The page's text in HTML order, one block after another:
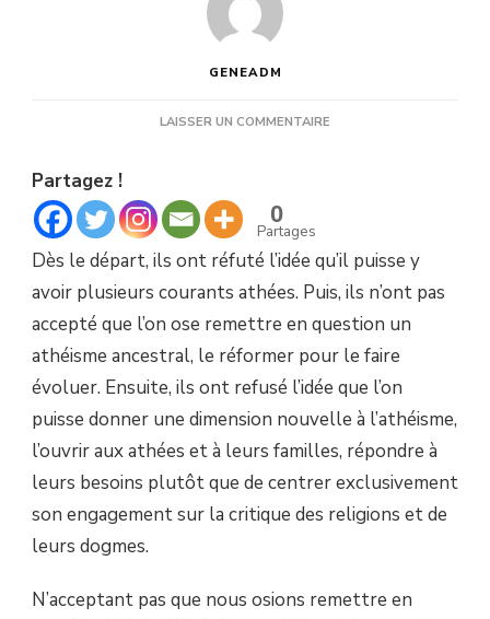
GENEADM
LAISSER UN COMMENTAIRE
Partagez !
0
Partages
Dès le départ, ils ont réfuté l’idée qu’il puisse y
avoir plusieurs courants athées. Puis, ils n’ont pas
accepté que l’on ose remettre en question un
athéisme ancestral, le réformer pour le faire
évoluer. Ensuite, ils ont refusé l’idée que l’on
puisse donner une dimension nouvelle à l’athéisme,
l’ouvrir aux athées et à leurs familles, répondre à
leurs besoins plutôt que de centrer exclusivement
son engagement sur la critique des religions et de
leurs dogmes.
N’acceptant pas que nous osions remettre en